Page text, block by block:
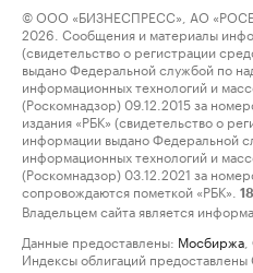
© ООО «БИЗНЕСПРЕСС», АО
2026. Сообщения и материалы
(свидетельство о регистрации
выдано Федеральной службой по
информационных технологий и
(Роскомнадзор) 09.12.2015 за
издания «РБК» (свидетельство о
информации выдано Федеральной
информационных технологий и
(Роскомнадзор) 03.12.2021 за
сопровождаются пометкой «РБК».
Владельцем сайта является
Данные предоставлены: Мосбиржа
Индексы облигаций предоставлены